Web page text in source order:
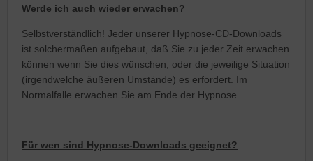
Werde ich auch wieder erwachen?
Selbstverständlich! Jeder unserer Hypnose-CD-Downloads
ist solchermaßen aufgebaut, daß Sie zu jeder Zeit erwachen
können wenn Sie dies wünschen, oder die jeweilige Situation
(irgendwelche äußeren Umstände) es erfordert. Im
Normalfalle erwachen Sie am Ende der Hypnose.
Für wen sind Hypnose-Downloads geeignet?